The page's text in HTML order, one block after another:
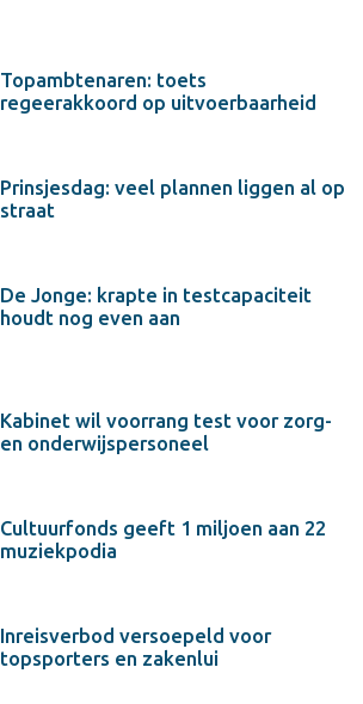
Topambtenaren: toets
regeerakkoord op uitvoerbaarheid
Prinsjesdag: veel plannen liggen al op
straat
De Jonge: krapte in testcapaciteit
houdt nog even aan
Kabinet wil voorrang test voor zorg-
en onderwijspersoneel
Cultuurfonds geeft 1 miljoen aan 22
muziekpodia
Inreisverbod versoepeld voor
topsporters en zakenlui